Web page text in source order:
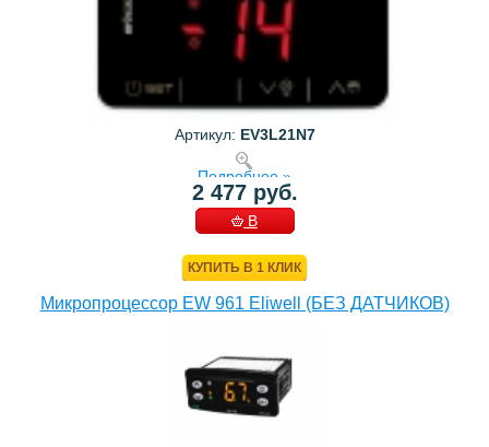
Артикул: EV3L21N7
Подробнее »
2 477 руб.
В
КУПИТЬ В 1 КЛИК
Микропроцессор EW 961 Eliwell (БЕЗ ДАТЧИКОВ)